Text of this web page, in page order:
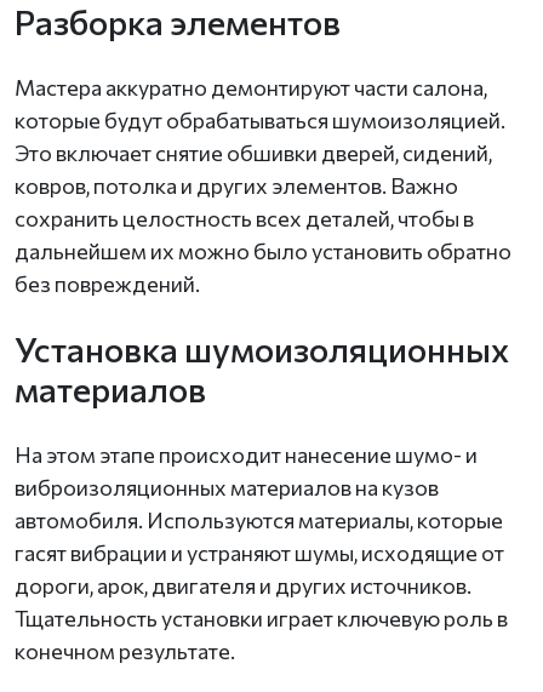
Разборка элементов
Мастера аккуратно демонтируют части салона,
которые будут обрабатываться шумоизоляцией.
Это включает снятие обшивки дверей, сидений,
ковров, потолка и других элементов. Важно
сохранить целостность всех деталей, чтобы в
дальнейшем их можно было установить обратно
без повреждений.
Установка шумоизоляционных
материалов
На этом этапе происходит нанесение шумо- и
виброизоляционных материалов на кузов
автомобиля. Используются материалы, которые
гасят вибрации и устраняют шумы, исходящие от
дороги, арок, двигателя и других источников.
Тщательность установки играет ключевую роль в
конечном результате.